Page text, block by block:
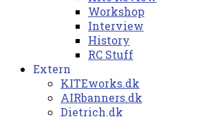
Workshop
Interview
History
RC Stuff
Extern
KITEworks.dk
AIRbanners.dk
Dietrich.dk